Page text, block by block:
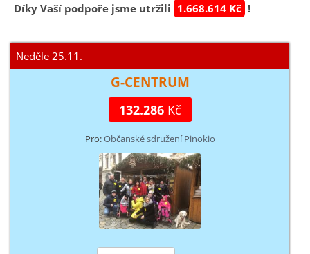
Díky Vaší podpoře jsme utržili 1.668.614 Kč !
Neděle 25.11.
G-CENTRUM
132.286Kč
Pro:Občanské sdružení Pinokio